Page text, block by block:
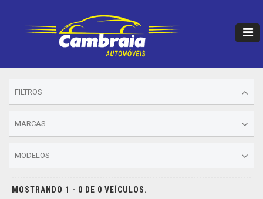
FILTROS
MARCAS
MODELOS
MOSTRANDO 1 - 0 DE 0 VEÍCULOS.